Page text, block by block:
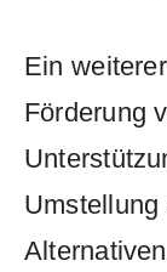
Ein
Förderung